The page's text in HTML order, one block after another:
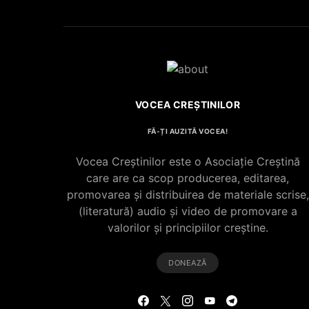
VOCEA CREȘTINILOR
FĂ-ȚI AUZITĂ VOCEA!
Vocea Creștinilor este o Asociație Creștină
care are ca scop producerea, editarea,
promovarea și distribuirea de materiale scrise,
(literatură) audio și video de promovare a
valorilor și principiilor creștine.
DONEAZĂ